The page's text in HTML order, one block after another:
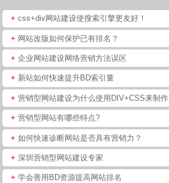
+ css+div网站建设使搜索引擎更友好！
+ 网站改版如何保护已有排名？
+ 企业网站建设网络营销方法误区
+ 新站如何快速提升BD索引量
+ 营销型网站建设为什么使用DIV+CSS来制作
+ 营销型网站有哪些特点?
+ 如何快速诊断网站是否具有营销力？
+ 深圳营销型网站建设专家
+ 学会善用BD资源提高网站排名